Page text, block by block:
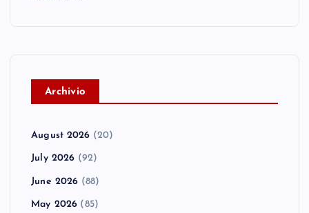
Archivio
August 2026 (20)
July 2026 (92)
June 2026 (88)
May 2026 (85)